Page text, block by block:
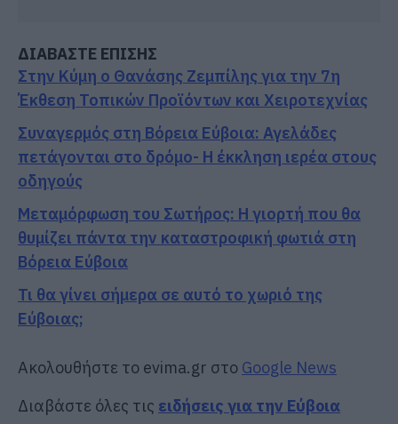
ΔΙΑΒΑΣΤΕ ΕΠΙΣΗΣ
Στην Κύμη ο Θανάσης Ζεμπίλης για την 7η
Έκθεση Τοπικών Προϊόντων και Χειροτεχνίας
Συναγερμός στη Βόρεια Εύβοια: Αγελάδες
πετάγονται στο δρόμο- Η έκκληση ιερέα στους
οδηγούς
Μεταμόρφωση του Σωτήρος: Η γιορτή που θα
θυμίζει πάντα την καταστροφική φωτιά στη
Βόρεια Εύβοια
Τι θα γίνει σήμερα σε αυτό το χωριό της
Εύβοιας;
Ακολουθήστε το evima.gr στο Google News
Διαβάστε όλες τις ειδήσεις για την Εύβοια